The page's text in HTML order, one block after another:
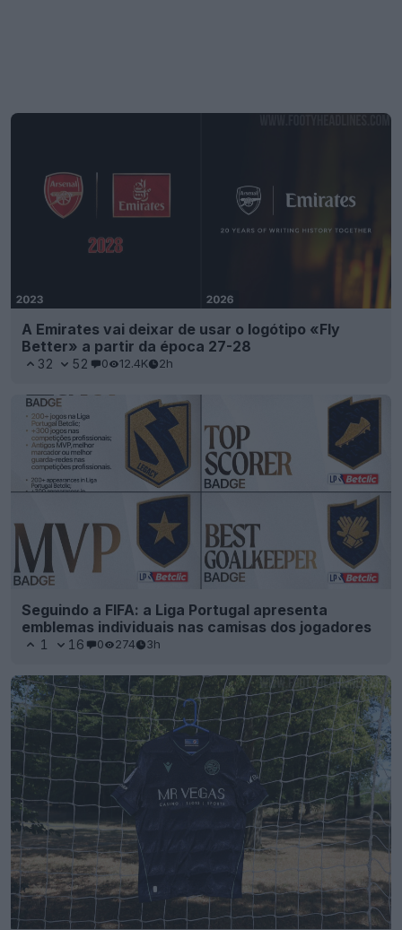
A Emirates vai deixar de usar o logótipo «Fly
Better» a partir da época 27-28
32 52 0 12.4K 2h
Seguindo a FIFA: a Liga Portugal apresenta
emblemas individuais nas camisas dos jogadores
1 16 0 274 3h